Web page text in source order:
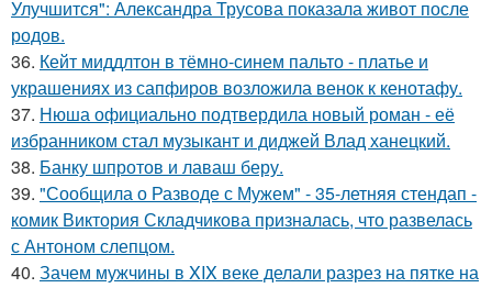
Улучшится": Александра Трусова показала живот после
родов.
36. Кейт миддлтон в тёмно-синем пальто - платье и
украшениях из сапфиров возложила венок к кенотафу.
37. Нюша официально подтвердила новый роман - её
избранником стал музыкант и диджей Влад ханецкий.
38. Банку шпротов и лаваш беру.
39. "Сообщила о Разводе с Мужем" - 35-летняя стендап -
комик Виктория Складчикова призналась, что развелась
с Антоном слепцом.
40. Зачем мужчины в XIX веке делали разрез на пятке на